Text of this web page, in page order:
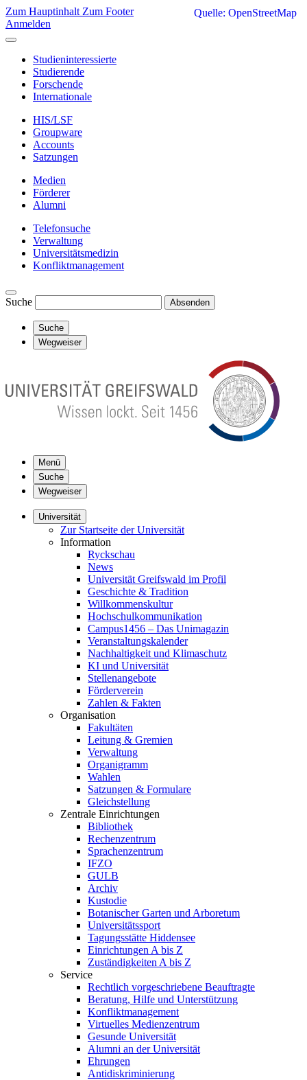
Zum Hauptinhalt Zum Footer
Anmelden
Studieninteressierte
Studierende
Forschende
Internationale
HIS/LSF
Groupware
Accounts
Satzungen
Medien
Förderer
Alumni
Telefonsuche
Verwaltung
Universitätsmedizin
Konfliktmanagement
Suche Absenden
Suche
Wegweiser
Menü
Suche
Wegweiser
Universität
Zur Startseite der Universität
Information
Ryckschau
News
Universität Greifswald im Profil
Geschichte & Tradition
Willkommenskultur
Hochschulkommunikation
Campus1456 – Das Unimagazin
Veranstaltungskalender
Nachhaltigkeit und Klimaschutz
KI und Universität
Stellenangebote
Förderverein
Zahlen & Fakten
Organisation
Fakultäten
Leitung & Gremien
Verwaltung
Organigramm
Wahlen
Satzungen & Formulare
Gleichstellung
Zentrale Einrichtungen
Bibliothek
Rechenzentrum
Sprachenzentrum
IFZO
GULB
Archiv
Kustodie
Botanischer Garten und Arboretum
Universitätssport
Tagungsstätte Hiddensee
Einrichtungen A bis Z
Zuständigkeiten A bis Z
Service
Rechtlich vorgeschriebene Beauftragte
Beratung, Hilfe und Unterstützung
Konfliktmanagement
Virtuelles Medienzentrum
Gesunde Universität
Alumni an der Universität
Ehrungen
Antidiskriminierung
Quelle: OpenStreetMap